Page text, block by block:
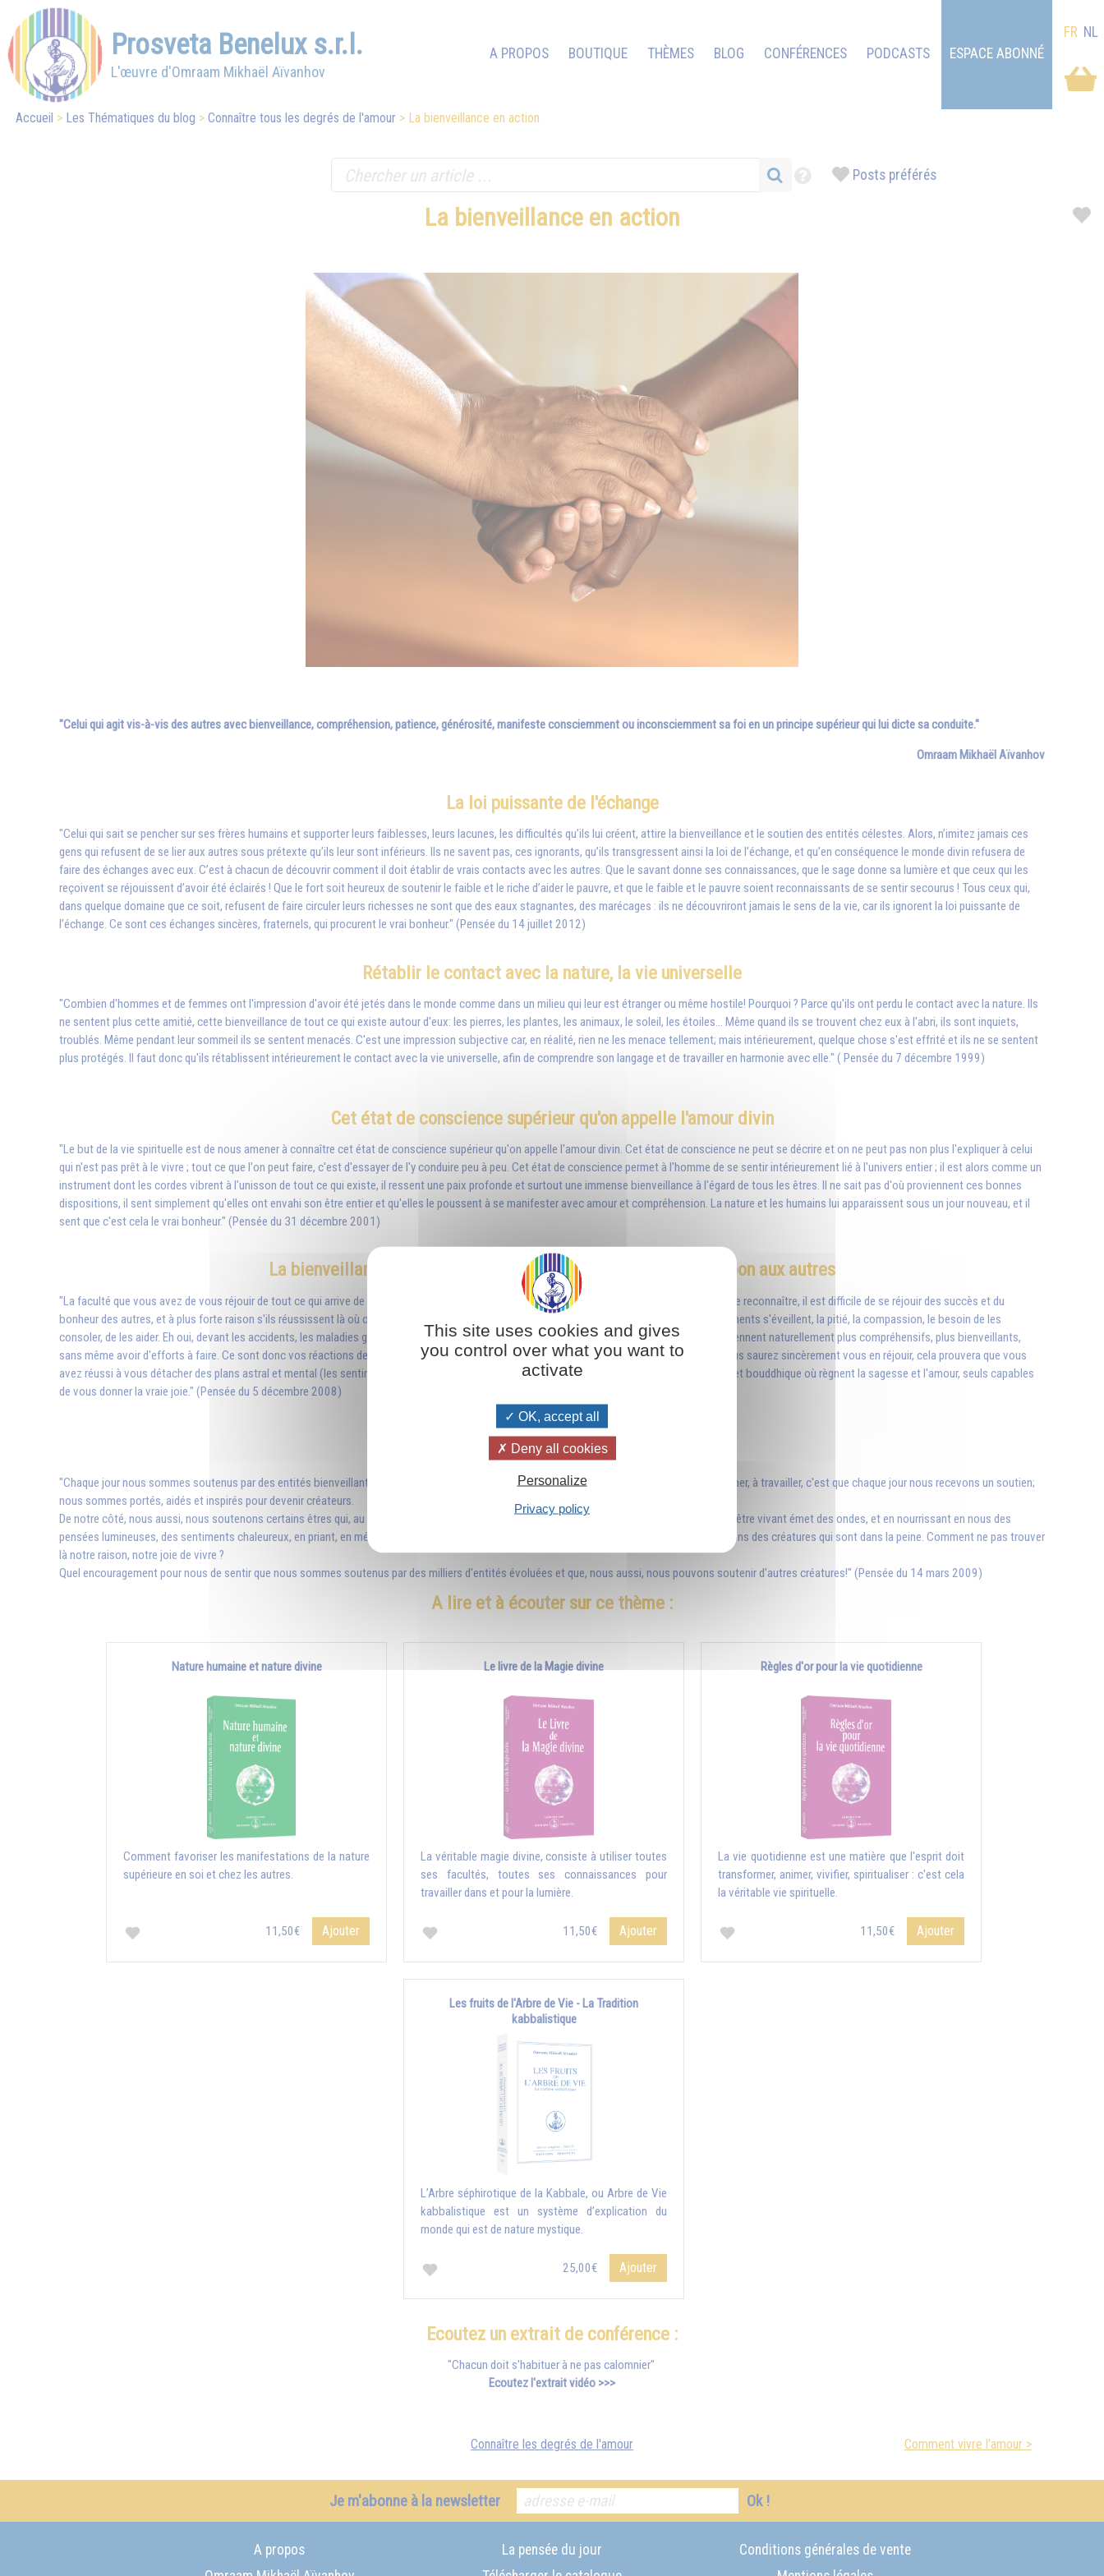
Prosveta Benelux s.r.l.
L'œuvre d'Omraam Mikhaël Aïvanhov
A PROPOS BOUTIQUE THÈMES BLOG CONFÉRENCES PODCASTS ESPACE ABONNÉ
FR NL
Accueil Les Thématiques du blog Connaître tous les degrés de l'amour La bienveillance en action
Posts préférés
La bienveillance en action
"Celui qui agit vis-à-vis des autres avec bienveillance, compréhension, patience, générosité, manifeste consciemment ou inconsciemment sa foi en un principe supérieur qui lui dicte sa conduite."
Omraam Mikhaël Aïvanhov
La loi puissante de l'échange
"Celui qui sait se pencher sur ses frères humains et supporter leurs faiblesses, leurs lacunes, les difficultés qu’ils lui créent, attire la bienveillance et le soutien des entités célestes. Alors, n’imitez jamais ces
gens qui refusent de se lier aux autres sous prétexte qu’ils leur sont inférieurs. Ils ne savent pas, ces ignorants, qu’ils transgressent ainsi la loi de l’échange, et qu’en conséquence le monde divin refusera de
faire des échanges avec eux. C’est à chacun de découvrir comment il doit établir de vrais contacts avec les autres. Que le savant donne ses connaissances, que le sage donne sa lumière et que ceux qui les
reçoivent se réjouissent d’avoir été éclairés ! Que le fort soit heureux de soutenir le faible et le riche d’aider le pauvre, et que le faible et le pauvre soient reconnaissants de se sentir secourus ! Tous ceux qui,
dans quelque domaine que ce soit, refusent de faire circuler leurs richesses ne sont que des eaux stagnantes, des marécages : ils ne découvriront jamais le sens de la vie, car ils ignorent la loi puissante de
l’échange. Ce sont ces échanges sincères, fraternels, qui procurent le vrai bonheur." (Pensée du 14 juillet 2012)
Rétablir le contact avec la nature, la vie universelle
"Combien d'hommes et de femmes ont l'impression d'avoir été jetés dans le monde comme dans un milieu qui leur est étranger ou même hostile! Pourquoi ? Parce qu'ils ont perdu le contact avec la nature. Ils
ne sentent plus cette amitié, cette bienveillance de tout ce qui existe autour d'eux: les pierres, les plantes, les animaux, le soleil, les étoiles... Même quand ils se trouvent chez eux à l'abri, ils sont inquiets,
troublés. Même pendant leur sommeil ils se sentent menacés. C'est une impression subjective car, en réalité, rien ne les menace tellement; mais intérieurement, quelque chose s'est effrité et ils ne se sentent
plus protégés. Il faut donc qu'ils rétablissent intérieurement le contact avec la vie universelle, afin de comprendre son langage et de travailler en harmonie avec elle." ( Pensée du 7 décembre 1999)
Cet état de conscience supérieur qu'on appelle l'amour divin
"Le but de la vie spirituelle est de nous amener à connaître cet état de conscience supérieur qu'on appelle l'amour divin. Cet état de conscience ne peut se décrire et on ne peut pas non plus l'expliquer à celui
qui n'est pas prêt à le vivre ; tout ce que l'on peut faire, c'est d'essayer de l'y conduire peu à peu. Cet état de conscience permet à l'homme de se sentir intérieurement lié à l'univers entier ; il est alors comme un
instrument dont les cordes vibrent à l'unisson de tout ce qui existe, il ressent une paix profonde et surtout une immense bienveillance à l'égard de tous les êtres. Il ne sait pas d'où proviennent ces bonnes
dispositions, il sent simplement qu'elles ont envahi son être entier et qu'elles le poussent à se manifester avec amour et compréhension. La nature et les humains lui apparaissent sous un jour nouveau, et il
sent que c'est cela le vrai bonheur." (Pensée du 31 décembre 2001)
La bienveillance, c'est aussi se réjouir de tout ce qui arrive de bon aux autres
"La faculté que vous avez de vous réjouir de tout ce qui arrive de bon aux autres, voilà un critère de votre évolution. Car généralement, on doit le reconnaître, il est difficile de se réjouir des succès et du
bonheur des autres, et à plus forte raison s'ils réussissent là où on a échoué. En revanche, quand on les voit dans le malheur, là, les bons sentiments s'éveillent, la pitié, la compassion, le besoin de les
consoler, de les aider. Eh oui, devant les accidents, les maladies graves, quand les autres ne peuvent plus leur porter ombrage, les humains deviennent naturellement plus compréhensifs, plus bienveillants,
sans même avoir d'efforts à faire. Ce sont donc vos réactions devant le succès et le bonheur des autres que vous devez étudier. Le jour où vous saurez sincèrement vous en réjouir, cela prouvera que vous
avez réussi à vous détacher des plans astral et mental (les sentiments et les pensées égocentriques) pour vous élever jusqu'aux plans causal et bouddhique où règnent la sagesse et l'amour, seuls capables
de vous donner la vraie joie." (Pensée du 5 décembre 2008)
Le soutien des entités bienveillantes
"Chaque jour nous sommes soutenus par des entités bienveillantes du monde invisible. Si nous pouvons continuer à respirer, à manger, à marcher, à travailler, c'est que chaque jour nous recevons un soutien;
nous sommes portés, aidés et inspirés pour devenir créateurs.
De notre côté, nous aussi, nous soutenons certains êtres qui, au moment où ils reçoivent cette aide, ne savent pas d'où elle leur vient. Chaque être vivant émet des ondes, et en nourrissant en nous des
pensées lumineuses, des sentiments chaleureux, en priant, en méditant, nous émettons des ondes bénéfiques grâce auxquelles nous soulageons des créatures qui sont dans la peine. Comment ne pas trouver
là notre raison, notre joie de vivre ?
Quel encouragement pour nous de sentir que nous sommes soutenus par des milliers d'entités évoluées et que, nous aussi, nous pouvons soutenir d'autres créatures!" (Pensée du 14 mars 2009)
A lire et à écouter sur ce thème :
Nature humaine et nature divine
Comment favoriser les manifestations de la nature
supérieure en soi et chez les autres.
11,50€ Ajouter
Le livre de la Magie divine
La véritable magie divine, consiste à utiliser toutes
ses facultés, toutes ses connaissances pour
travailler dans et pour la lumière.
11,50€ Ajouter
Règles d'or pour la vie quotidienne
La vie quotidienne est une matière que l'esprit doit
transformer, animer, vivifier, spiritualiser : c'est cela
la véritable vie spirituelle.
11,50€ Ajouter
Les fruits de l'Arbre de Vie - La Tradition
kabbalistique
L’Arbre séphirotique de la Kabbale, ou Arbre de Vie
kabbalistique est un système d’explication du
monde qui est de nature mystique.
25,00€ Ajouter
Ecoutez un extrait de conférence :
"Chacun doit s'habituer à ne pas calomnier"
Ecoutez l'extrait vidéo >>>
Connaître les degrés de l'amour Comment vivre l'amour >
Je m'abonne à la newsletter Ok !
A propos
La pensée du jour
Conditions générales de vente
This site uses cookies and gives
you control over what you want to
activate
OK, accept all
Deny all cookies
Personalize
Privacy policy